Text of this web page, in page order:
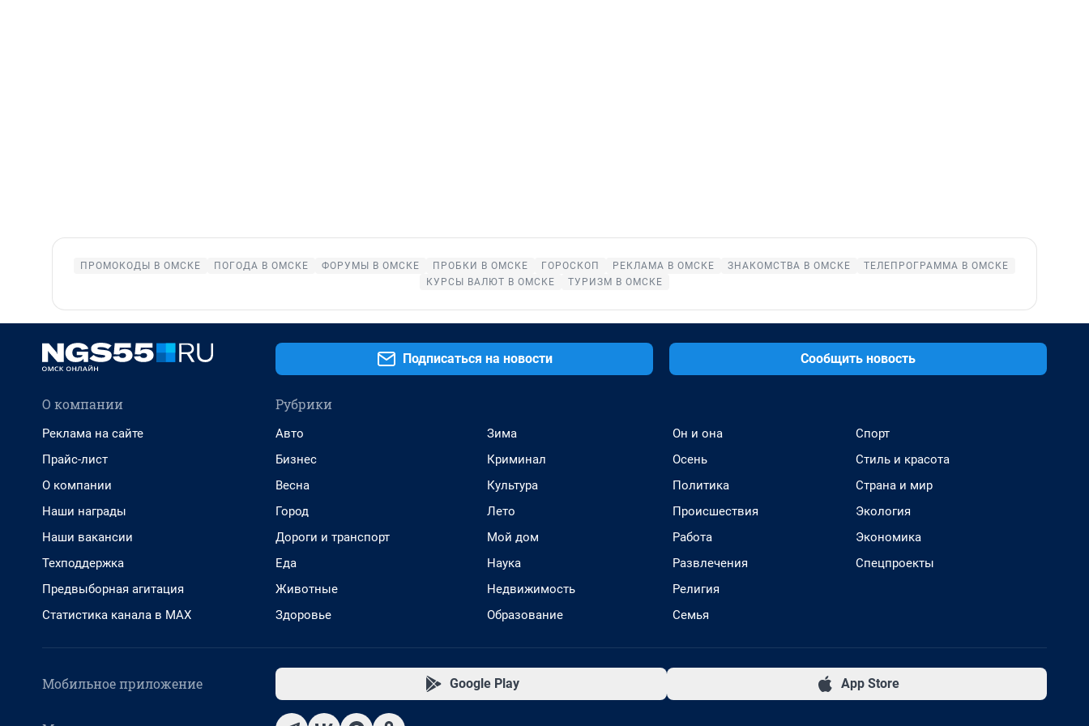
ПРОМОКОДЫ В ОМСКЕ ПОГОДА В ОМСКЕ ФОРУМЫ В ОМСКЕ ПРОБКИ В ОМСКЕ ГОРОСКОП РЕКЛАМА В ОМСКЕ ЗНАКОМСТВА В ОМСКЕ
ТЕЛЕПРОГРАММА В ОМСКЕ
КУРСЫ ВАЛЮТ В ОМСКЕ
ТУРИЗМ В ОМСКЕ
Подписаться на новости Сообщить новость
О компании
Реклама на сайте
Прайс-лист
О компании
Наши награды
Наши вакансии
Техподдержка
Предвыборная агитация
Статистика канала в MAX
Рубрики
Авто
Бизнес
Весна
Город
Дороги и транспорт
Еда
Животные
Здоровье
Зима
Криминал
Культура
Лето
Мой дом
Наука
Недвижимость
Образование
Он и она
Осень
Политика
Происшествия
Работа
Развлечения
Религия
Семья
Спорт
Стиль и красота
Страна и мир
Экология
Экономика
Спецпроекты
Мобильное приложение Google Play App Store